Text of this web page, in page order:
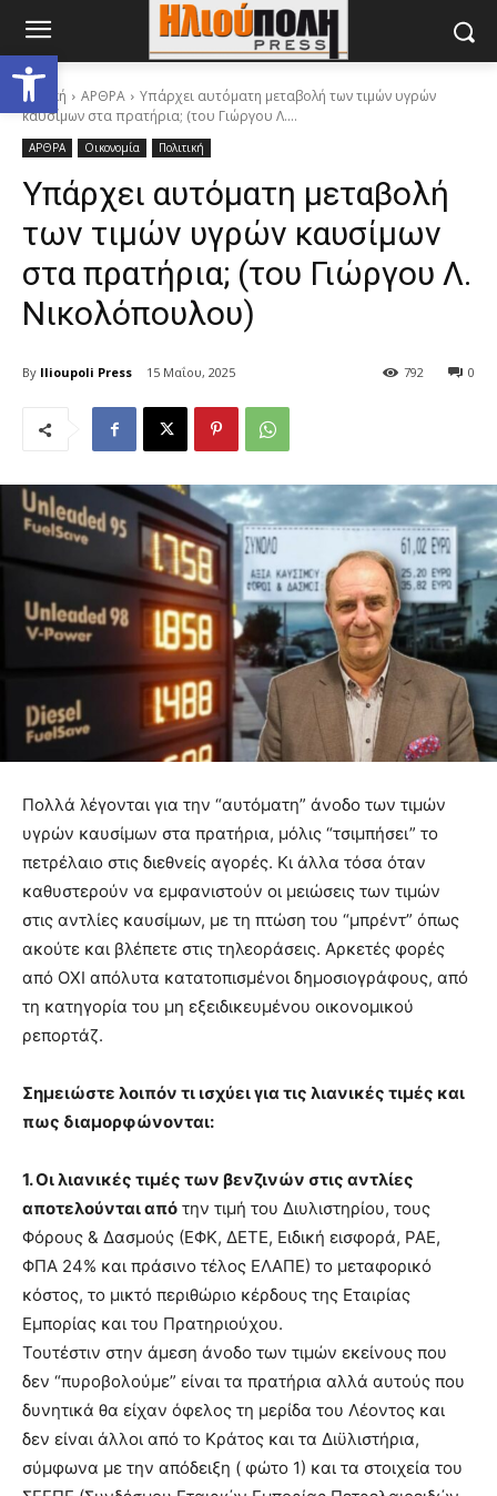
Ανοίξτε τη γραμμή εργαλείων
Αρχική ΑΡΘΡΑ
Υπάρχει αυτόματη μεταβολή των τιμών υγρών
καυσίμων στα πρατήρια; (του Γιώργου Λ....
ΑΡΘΡΑ Οικονομία Πολιτική
Υπάρχει αυτόματη μεταβολή
των τιμών υγρών καυσίμων
στα πρατήρια; (του Γιώργου Λ.
Νικολόπουλου)
By Ilioupoli Press 15 Μαΐου, 2025 0
792
Πολλά λέγονται για την “αυτόματη” άνοδο των τιμών
υγρών καυσίμων στα πρατήρια, μόλις “τσιμπήσει” το
πετρέλαιο στις διεθνείς αγορές. Κι άλλα τόσα όταν
καθυστερούν να εμφανιστούν οι μειώσεις των τιμών
στις αντλίες καυσίμων, με τη πτώση του “μπρέντ” όπως
ακούτε και βλέπετε στις τηλεοράσεις. Αρκετές φορές
από ΟΧΙ απόλυτα κατατοπισμένοι δημοσιογράφους, από
τη κατηγορία του μη εξειδικευμένου οικονομικού
ρεπορτάζ.
Σημειώστε λοιπόν τι ισχύει για τις λιανικές τιμές και
πως διαμορφώνονται:
1.Οι λιανικές τιμές των βενζινών στις αντλίες
αποτελούνται από την τιμή του Διυλιστηρίου, τους
Φόρους & Δασμούς (ΕΦΚ, ΔΕΤΕ, Ειδική εισφορά, ΡΑΕ,
ΦΠΑ 24% και πράσινο τέλος ΕΛΑΠΕ) το μεταφορικό
κόστος, το μικτό περιθώριο κέρδους της Εταιρίας
Εμπορίας και του Πρατηριούχου.
Τουτέστιν στην άμεση άνοδο των τιμών εκείνους που
δεν “πυροβολούμε” είναι τα πρατήρια αλλά αυτούς που
δυνητικά θα είχαν όφελος τη μερίδα του Λέοντος και
δεν είναι άλλοι από το Κράτος και τα Διϋλιστήρια,
σύμφωνα με την απόδειξη ( φώτο 1) και τα στοιχεία του